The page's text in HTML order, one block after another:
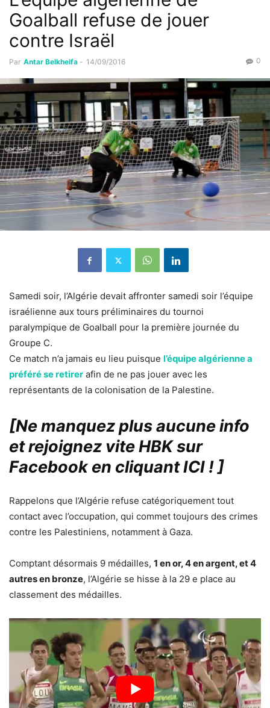
Goalball refuse de jouer
contre Israël
Par Antar Belkhelfa - 14/09/2016 0
Samedi soir, l’Algérie devait affronter samedi soir l’équipe
israélienne aux tours préliminaires du tournoi
paralympique de Goalball pour la première journée du
Groupe C.
Ce match n’a jamais eu lieu puisque l’équipe algérienne a
préféré se retirer afin de ne pas jouer avec les
représentants de la colonisation de la Palestine.
[Ne manquez plus aucune info
et rejoignez vite HBK sur
Facebook en cliquant ICI !]
Rappelons que l’Algérie refuse catégoriquement tout
contact avec l’occupation, qui commet toujours des crimes
contre les Palestiniens, notamment à Gaza.
Comptant désormais 9 médailles, 1 en or, 4 en argent, et 4
autres en bronze, l’Algérie se hisse à la 29 e place au
classement des médailles.